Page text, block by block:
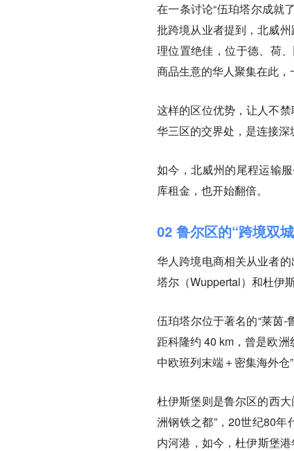
在一条讨论“伍珀塔尔成就
批跨境从业者提到，北威
理位置绝佳，位于德、荷
商品生意的华人聚集在此
这样的区位优势，让人不
华三区的交界处，是连接深
如今，北威州的尾程运输
库租金，也开始翻倍。
02 鲁尔区的“跨境双
华人跨境电商相关从业者
塔尔（Wuppertal）和杜伊
伍珀塔尔位于著名的“莱茵
距科隆约 40 km，曾是欧洲
中欧班列末端＋密集海外仓
杜伊斯堡则是鲁尔区的西
洲钢铁之都”，20世纪80
内河港，如今，杜伊斯堡